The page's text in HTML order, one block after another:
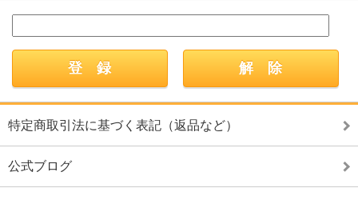
特定商取引法に基づく表記（返品など）
公式ブログ